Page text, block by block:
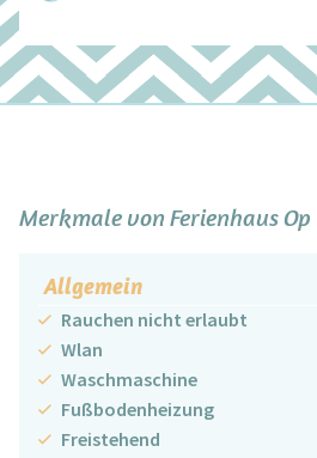
Merkmale von Ferienhaus
Allgemein
Rauchen nicht erlaubt
Wlan
Waschmaschine
Fußbodenheizung
Freistehend